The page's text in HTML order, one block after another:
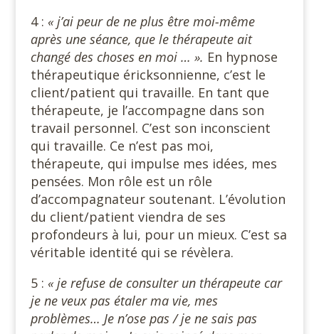
4 : « j’ai peur de ne plus être moi-même
après une séance, que le thérapeute ait
changé des choses en moi … ». En hypnose
thérapeutique éricksonnienne, c’est le
client/patient qui travaille. En tant que
thérapeute, je l’accompagne dans son
travail personnel. C’est son inconscient
qui travaille. Ce n’est pas moi,
thérapeute, qui impulse mes idées, mes
pensées. Mon rôle est un rôle
d’accompagnateur soutenant. L’évolution
du client/patient viendra de ses
profondeurs à lui, pour un mieux. C’est sa
véritable identité qui se révèlera.
5 : « je refuse de consulter un thérapeute car
je ne veux pas étaler ma vie, mes
problèmes… Je n’ose pas / je ne sais pas